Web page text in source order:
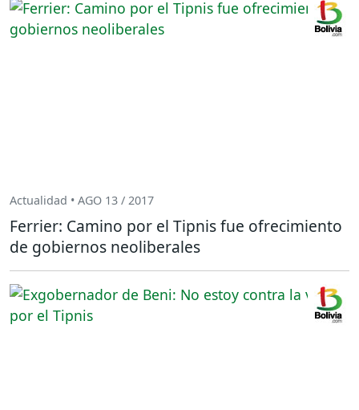
Actualidad • AGO 13 / 2017
Ferrier: Camino por el Tipnis fue ofrecimiento
de gobiernos neoliberales